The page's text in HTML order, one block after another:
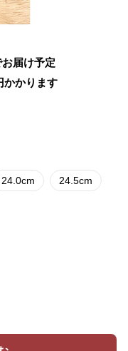
届け予定
かかります
24.0cm 24.5cm